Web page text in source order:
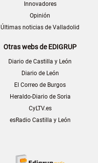
Innovadores
Opinión
Últimas noticias de Valladolid
Otras webs de EDIGRUP
Diario de Castilla y León
Diario de León
El Correo de Burgos
Heraldo-Diario de Soria
CyLTV.es
esRadio Castilla y León